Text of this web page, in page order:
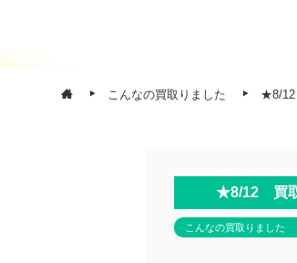
こんなの買取りました ★8/12
★8/12 買取
こんなの買取りました